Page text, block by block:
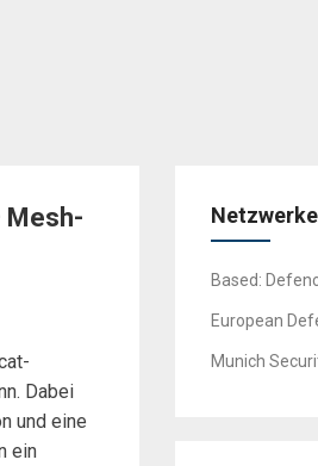
Mesh-
Dabei
und eine
ein
Based:
European
Munich